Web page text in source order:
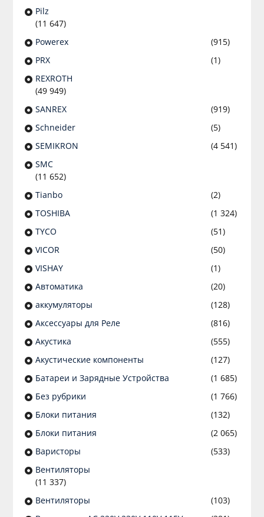
Pilz
(11 647)
Powerex
(915)
PRX
(1)
REXROTH
(49 949)
SANREX
(919)
Schneider
(5)
SEMIKRON
(4 541)
SMC
(11 652)
Tianbo
(2)
TOSHIBA
(1 324)
TYCO
(51)
VICOR
(50)
VISHAY
(1)
Автоматика
(20)
аккумуляторы
(128)
Аксессуары для Реле
(816)
Акустика
(555)
Акустические компоненты
(127)
Батареи и Зарядные Устройства
(1 685)
Без рубрики
(1 766)
Блоки питания
(132)
Блоки питания
(2 065)
Варисторы
(533)
Вентиляторы
(11 337)
Вентиляторы
(103)